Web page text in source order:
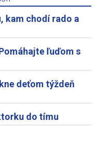
kam chodí rado a
ľuďom s
deťom týždeň
do tímu